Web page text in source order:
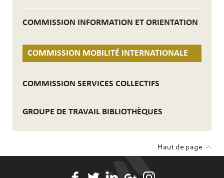
COMMISSION INFORMATION ET ORIENTATION
COMMISSION MOBILITÉ INTERNATIONALE
COMMISSION SERVICES COLLECTIFS
GROUPE DE TRAVAIL BIBLIOTHÈQUES
Haut de page